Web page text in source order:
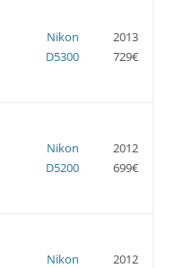
Nikon
D5300
2013
729€
Nikon
D5200
2012
699€
Nikon
2012